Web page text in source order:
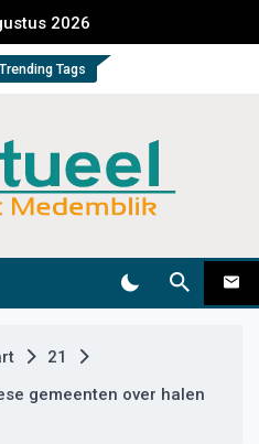
2026
Trending Tags
21
gemeenten over halen